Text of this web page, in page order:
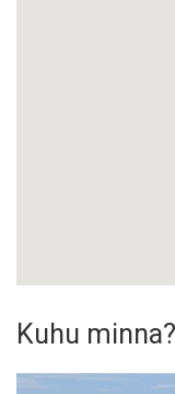
Kuhu minna?